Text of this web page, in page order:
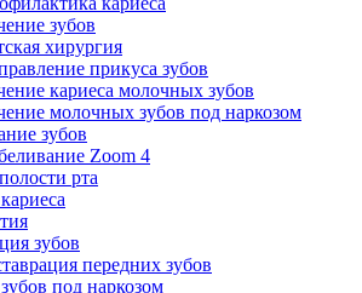
зубов
хирургия
прикуса зубов
кариеса молочных зубов
молочных зубов под наркозом
зубов
Zoom 4
рта
зубов
передних зубов
под наркозом